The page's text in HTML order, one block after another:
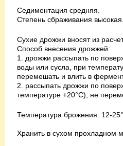
Седиментация средняя.
Степень сбраживания высокая.
Сухие дрожжи вносят из
Способ внесения дрожжей:
1. дрожжи рассыпать по
воды или сусла, при
перемешать и влить в
2. рассыпать дрожжи по
температуре +20°С), не
Температура брожения: 12-
Хранить в сухом прохладном